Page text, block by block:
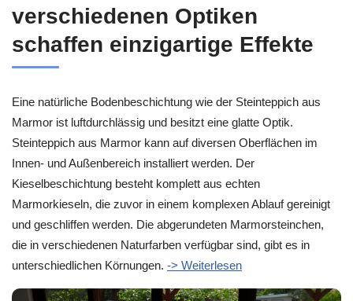
verschiedenen Optiken
schaffen einzigartige Effekte
Eine natürliche Bodenbeschichtung wie der Steinteppich aus
Marmor ist luftdurchlässig und besitzt eine glatte Optik.
Steinteppich aus Marmor kann auf diversen Oberflächen im
Innen- und Außenbereich installiert werden. Der
Kieselbeschichtung besteht komplett aus echten
Marmorkieseln, die zuvor in einem komplexen Ablauf gereinigt
und geschliffen werden. Die abgerundeten Marmorsteinchen,
die in verschiedenen Naturfarben verfügbar sind, gibt es in
unterschiedlichen Körnungen. -> Weiterlesen